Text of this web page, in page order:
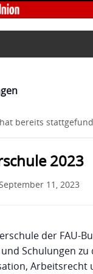
bereits
2023
11, 2023
der FAU-
Schulungen zu
Arbeitsrecht